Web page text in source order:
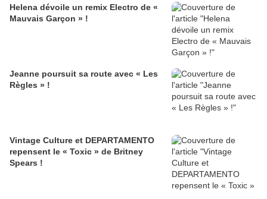
Helena dévoile un remix Electro de «
Mauvais Garçon » !
Jeanne poursuit sa route avec « Les
Règles » !
Vintage Culture et DEPARTAMENTO
repensent le « Toxic » de Britney
Spears !